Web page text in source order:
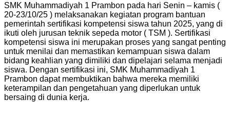
SMK Muhammadiyah 1 Prambon pada hari Senin – kamis (
20-23/10/25 ) melaksanakan kegiatan program bantuan
pemerintah sertifikasi kompetensi siswa tahun 2025, yang di
ikuti oleh jurusan teknik sepeda motor ( TSM ). Sertifikasi
kompetensi siswa ini merupakan proses yang sangat penting
untuk menilai dan memastikan kemampuan siswa dalam
bidang keahlian yang dimiliki dan dipelajari selama menjadi
siswa. Dengan sertifikasi ini, SMK Muhammadiyah 1
Prambon dapat membuktikan bahwa mereka memiliki
keterampilan dan pengetahuan yang diperlukan untuk
bersaing di dunia kerja.